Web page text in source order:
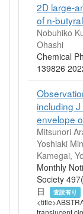
2D large-
of n-
Nobuhiko
Ohashi
Chemical
139826
including
envelope
Mitsunori
Yoshiaki
Kamegai,
Monthly
Society
日
査読有り